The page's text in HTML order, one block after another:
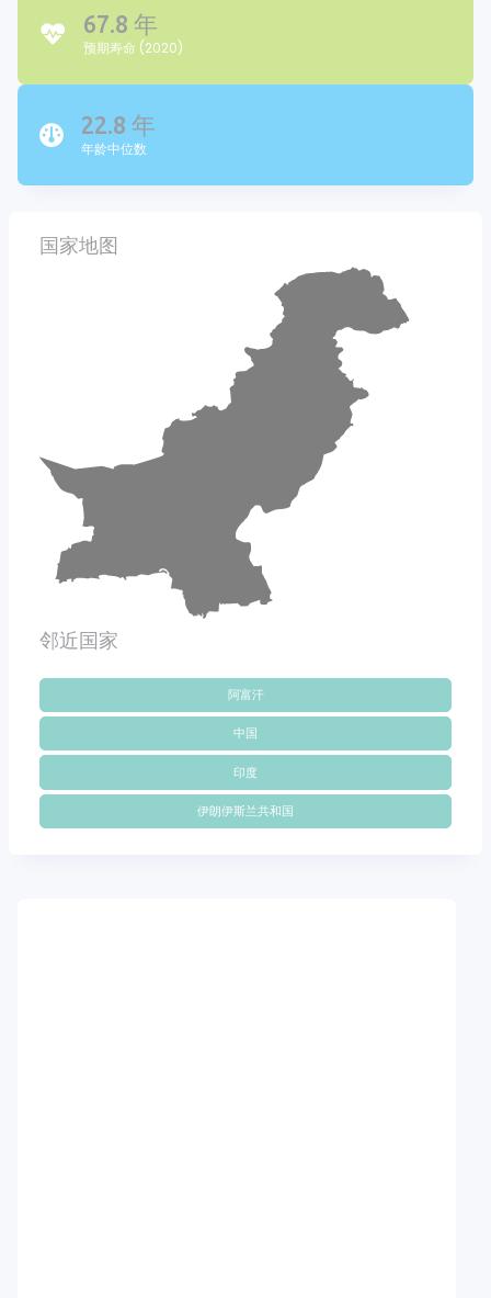
67.8 年
预期寿命 (2020)
22.8 年
年龄中位数
国家地图
邻近国家
阿富汗
中国
印度
伊朗伊斯兰共和国